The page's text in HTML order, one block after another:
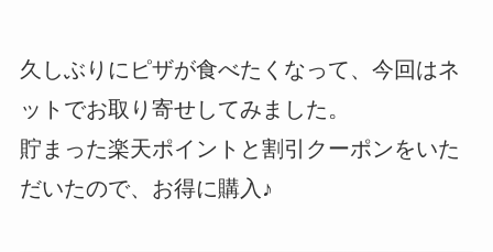
久しぶりにピザが食べたくなって、今回はネ
ットでお取り寄せしてみました。
貯まった楽天ポイントと割引クーポンをいた
だいたので、お得に購入♪